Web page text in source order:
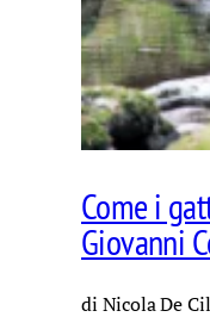
Come i
Giovanni
di Nicola De